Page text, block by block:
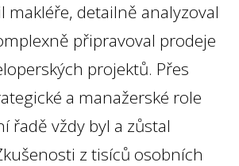
makléře, detailně analyzoval
připravoval prodeje
projektů. Přes
a manažerské role
řadě vždy byl a zůstal
z tisíců osobních